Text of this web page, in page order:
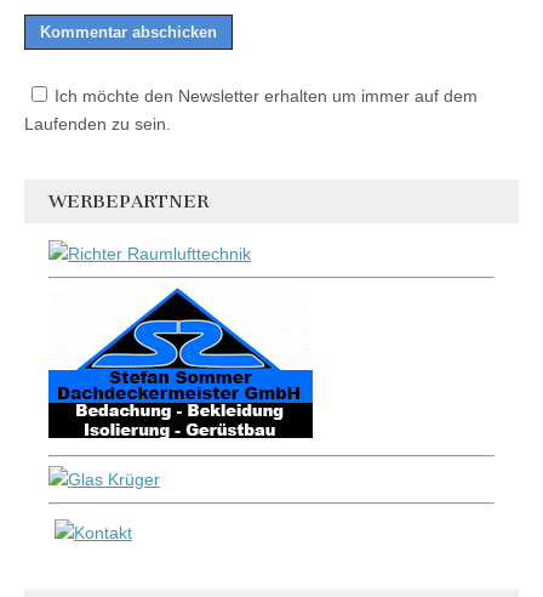
Ich möchte den Newsletter erhalten um immer auf dem
Laufenden zu sein.
WERBEPARTNER